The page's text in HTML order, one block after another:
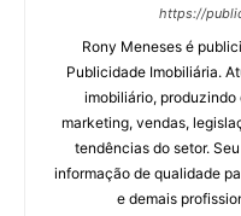
https://
Rony Meneses é
Publicidade Imobiliária.
imobiliário,
marketing, vendas,
tendências do setor.
informação de qualidade
e demais